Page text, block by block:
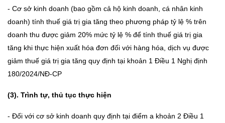
- Cơ sở kinh doanh (bao gồm cả hộ kinh doanh, cá nhân kinh
doanh) tính thuế giá trị gia tăng theo phương pháp tỷ lệ % trên
doanh thu được giảm 20% mức tỷ lệ % để tính thuế giá trị gia
tăng khi thực hiện xuất hóa đơn đối với hàng hóa, dịch vụ được
giảm thuế giá trị gia tăng quy định tại khoản 1 Điều 1 Nghị định
180/2024/NĐ-CP
(3). Trình tự, thủ tục thực hiện
- Đối với cơ sở kinh doanh quy định tại điểm a khoản 2 Điều 1